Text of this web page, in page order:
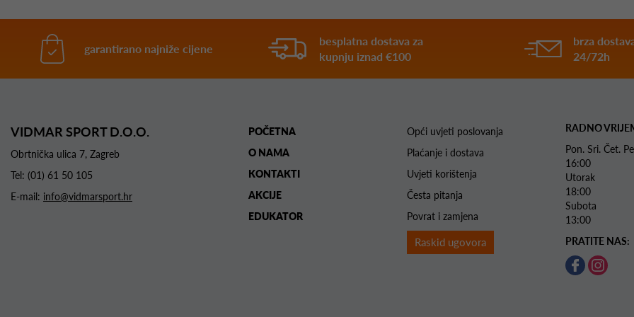
garantirano najniže cijene
besplatna dostava za
kupnju iznad €100
brza
24/72h
VIDMAR SPORT D.O.O.
Obrtnička ulica 7, Zagreb
Tel: (01) 61 50 105
E-mail: info@vidmarsport.hr
POČETNA
O NAMA
KONTAKTI
AKCIJE
EDUKATOR
Opći uvjeti poslovanja
Plaćanje i dostava
Uvjeti korištenja
Česta pitanja
Povrat i zamjena
Raskid ugovora
RADNO
Pon. Sri.
16:00
Utorak
18:00
Subota
13:00
PRATITE NAS: